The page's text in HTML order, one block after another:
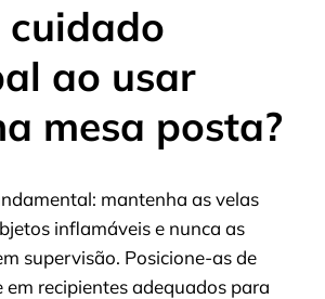
cuidado
ao usar
mesa posta?
mantenha as velas
inflamáveis e nunca as
supervisão. Posicione-as de
em recipientes adequados para